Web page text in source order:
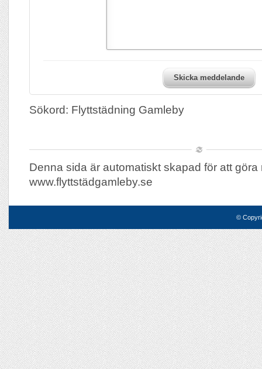
Skicka meddelande
Sökord: Flyttstädning Gamleby
Denna sida är automatiskt skapad för att göra
www.flyttstädgamleby.se
©